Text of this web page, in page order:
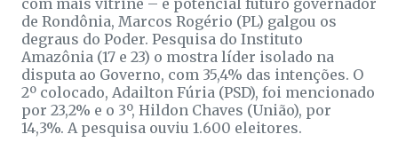
de Rondônia, Marcos Rogério (PL) galgou os
degraus do Poder. Pesquisa do Instituto
Amazônia (17 e 23) o mostra líder isolado na
disputa ao Governo, com 35,4% das intenções. O
2º colocado, Adailton Fúria (PSD), foi mencionado
por 23,2% e o 3º, Hildon Chaves (União), por
14,3%. A pesquisa ouviu 1.600 eleitores.